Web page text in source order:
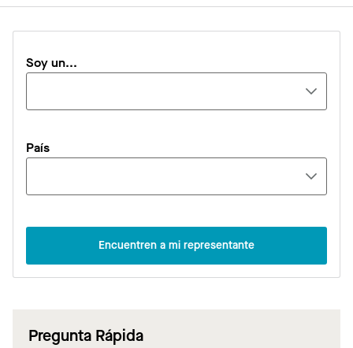
Soy un...
País
Encuentren a mi representante
Pregunta Rápida